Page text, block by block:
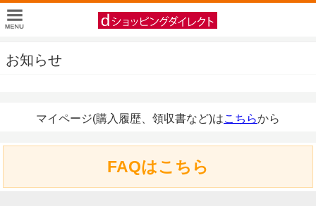
お知らせ
マイページ(購入履歴、領収書など)はこちらから
FAQはこちら